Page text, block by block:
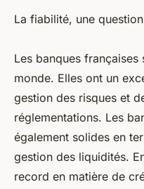
La fiabilité, une
Les banques
monde. Elles ont un
gestion des risques et
réglementations. Les
également solides en
gestion des liquidités.
record en matière de